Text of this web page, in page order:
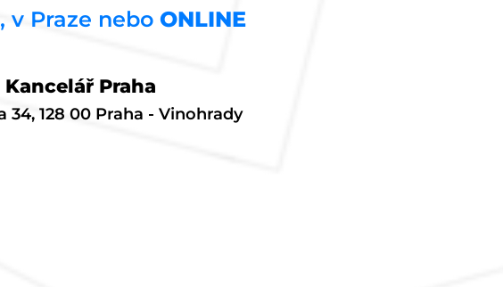
v Praze nebo ONLINE
Kancelář Praha
34, 128 00 Praha - Vinohrady